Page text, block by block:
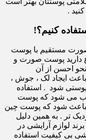
.
کنیم؟!
مستقیم با پوست
دارید پوست صورت و
احسن از آن
ایجاد لک ، جوش ،
پوستی شود . استفاده
می شود که پوست
باعث شود که پوست چین
تر . به همین دلیل
لوازم آرایشی در
بی کیفیت استفاده